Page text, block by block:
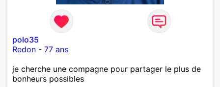
polo35
Redon - 77 ans
je cherche une compagne pour partager le plus de
bonheurs possibles